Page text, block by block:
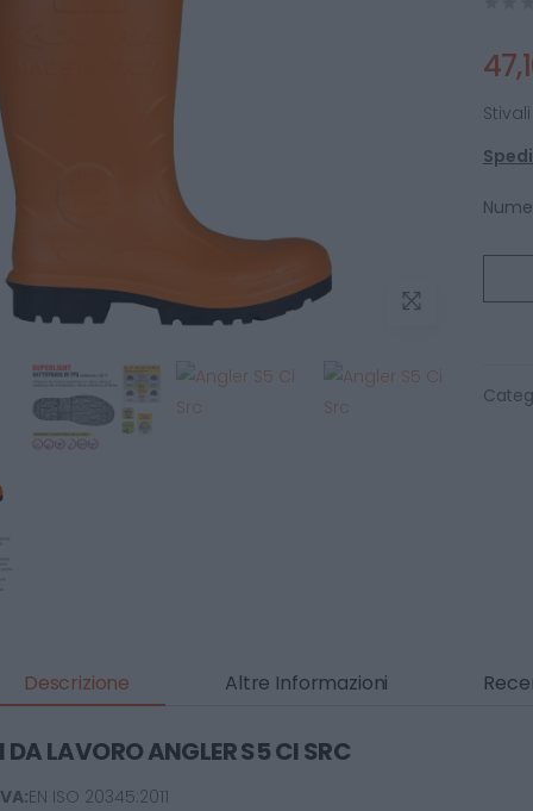
Descrizione Altre Informazioni
DA LAVORO ANGLER S5 CI SRC
EN ISO 20345:2011